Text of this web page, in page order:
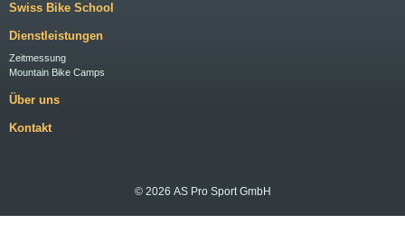
Swiss Bike School
Dienstleistungen
Zeitmessung
Mountain Bike Camps
Über uns
Kontakt
© 2026 AS Pro Sport GmbH